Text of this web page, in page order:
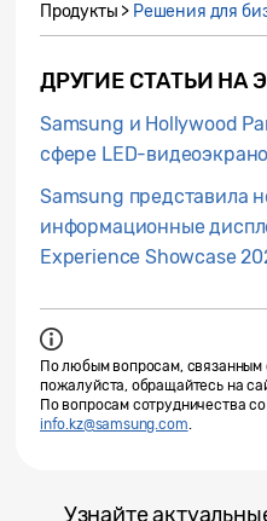
Продукты > Решения для
ДРУГИЕ СТАТЬИ НА
Samsung и Hollywood
сфере LED-
Samsung представила
информационные
Experience Showcase
По любым вопросам,
пожалуйста, обращайтесь на
По вопросам сотрудничества
info.kz@samsung.com.
Узнайте